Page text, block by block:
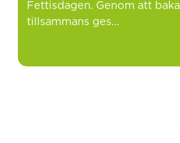
Fettisdagen. Genom att baka
tillsammans ges…